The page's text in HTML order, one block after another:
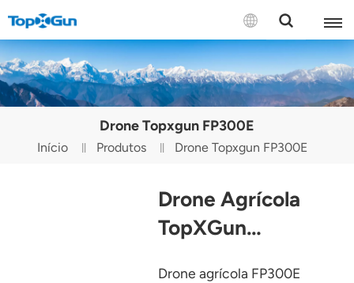
CONTATE-NOS
English
Español
Português(Portugal)
Português(Brasil)
Drone Topxgun FP300E
Início Produtos Drone Topxgun FP300E
Drone Agrícola
TopXGun
Drone agrícola FP300E